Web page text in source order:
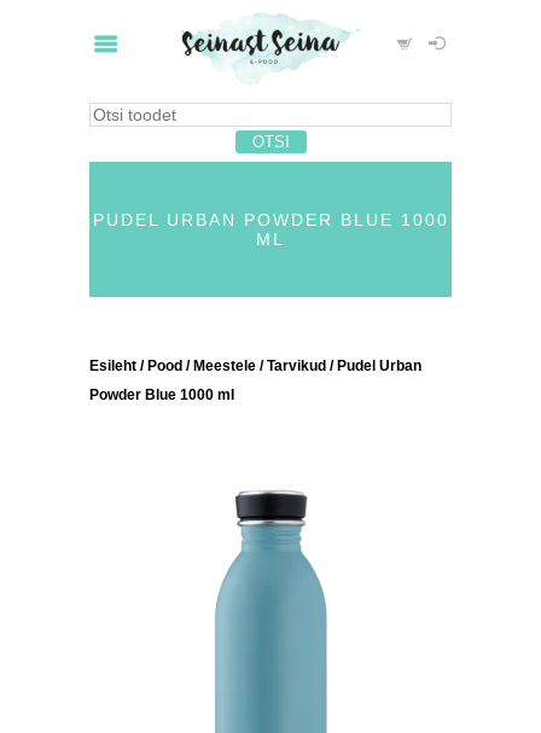
PUDEL URBAN POWDER BLUE 1000
ML
Esileht / Pood / Meestele /Tarvikud / Pudel Urban
Powder Blue 1000 ml